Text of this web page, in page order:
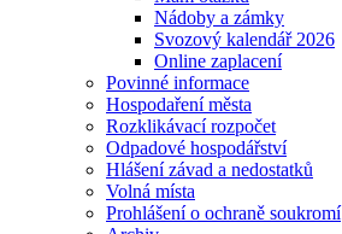
Nádoby a zámky
Svozový kalendář 2026
Online zaplacení
Povinné informace
Hospodaření města
Rozklikávací rozpočet
Odpadové hospodářství
Hlášení závad a nedostatků
Volná místa
Prohlášení o ochraně soukromí